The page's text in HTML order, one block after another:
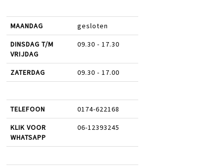
MAANDAG gesloten
DINSDAG T/M
VRIJDAG
09.30 - 17.30
ZATERDAG 09.30 - 17.00
TELEFOON 0174-622168
KLIK VOOR
WHATSAPP
06-12393245